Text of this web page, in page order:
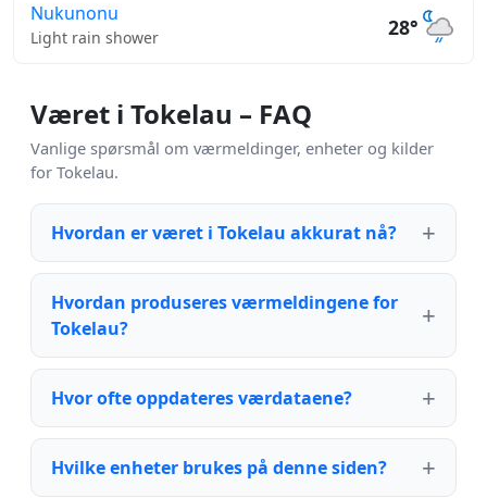
Nukunonu
Light rain shower 28°
Været i Tokelau – FAQ
Vanlige spørsmål om værmeldinger, enheter og kilder
for Tokelau.
Hvordan er været i Tokelau akkurat nå?
Hvordan produseres værmeldingene for
Tokelau?
Hvor ofte oppdateres værdataene?
Hvilke enheter brukes på denne siden?